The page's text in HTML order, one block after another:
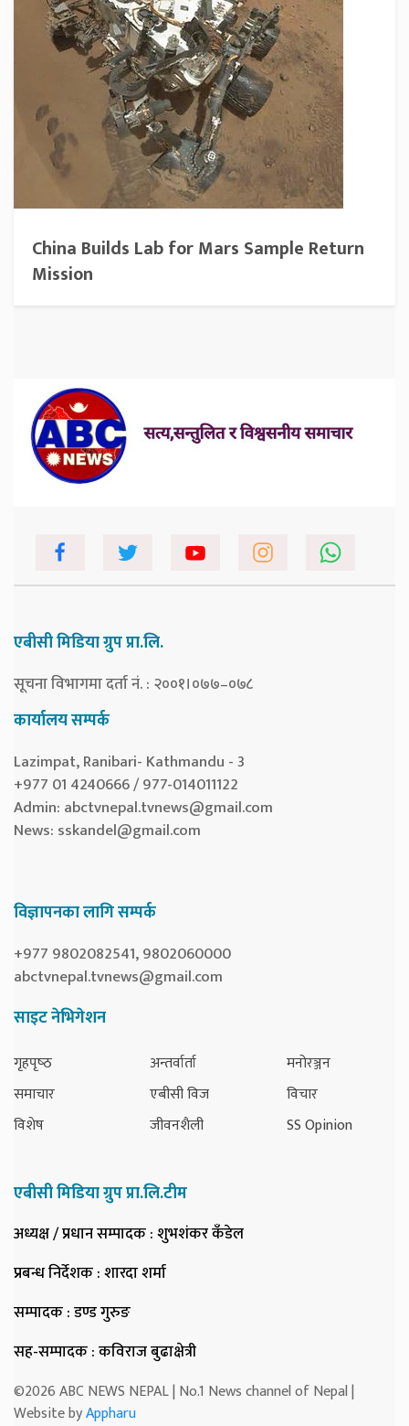
China Builds Lab for Mars Sample Return
Mission
एबीसी मिडिया ग्रुप प्रा.लि.
सूचना विभागमा दर्ता नं. : २००१।०७७–०७८
कार्यालय सम्पर्क
Lazimpat, Ranibari- Kathmandu - 3
+977 01 4240666 / 977-014011122
Admin: abctvnepal.tvnews@gmail.com
News: sskandel@gmail.com
विज्ञापनका लागि सम्पर्क
+977 9802082541, 9802060000
abctvnepal.tvnews@gmail.com
साइट नेभिगेशन
गृहपृष्‍ठ
समाचार
विशेष
अन्तर्वार्ता
एबीसी विज
जीवनशैली
मनोरञ्जन
विचार
SS Opinion
एबीसी मिडिया ग्रुप प्रा.लि.टीम
अध्यक्ष / प्रधान सम्पादक: शुभशंकर कँडेल
प्रबन्ध निर्देशक: शारदा शर्मा
सम्पादक: डण्ड गुरुङ
सह-सम्पादक: कविराज बुढाक्षेत्री
©2026 ABC NEWS NEPAL | No.1 News channel of Nepal |
Website byAppharu